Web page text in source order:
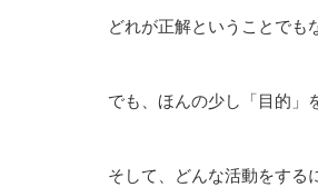
どれが正解ということでも
でも、ほんの少し「目的」
そして、どんな活動をする